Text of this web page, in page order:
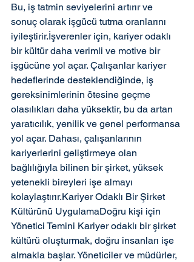
Bu, iş tatmin seviyelerini artırır ve
sonuç olarak işgücü tutma oranlarını
iyileştirir.İşverenler için, kariyer odaklı
bir kültür daha verimli ve motive bir
işgücüne yol açar. Çalışanlar kariyer
hedeflerinde desteklendiğinde, iş
gereksinimlerinin ötesine geçme
olasılıkları daha yüksektir, bu da artan
yaratıcılık, yenilik ve genel performansa
yol açar. Dahası, çalışanlarının
kariyerlerini geliştirmeye olan
bağlılığıyla bilinen bir şirket, yüksek
yetenekli bireyleri işe almayı
kolaylaştırır.Kariyer Odaklı Bir Şirket
Kültürünü UygulamaDoğru kişi için
Yönetici Temini Kariyer odaklı bir şirket
kültürü oluşturmak, doğru insanları işe
almakla başlar. Yöneticiler ve müdürler,